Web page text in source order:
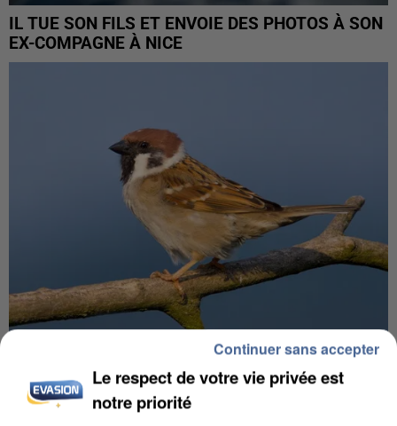
IL TUE SON FILS ET ENVOIE DES PHOTOS À SON
EX-COMPAGNE À NICE
DE FAUNE SAUVAGE SONT...
Le respect de votre vie privée est
notre priorité
Continuer sans accepter